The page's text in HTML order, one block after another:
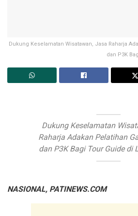
Dukung Keselamatan Wisatawan, Jasa Raharja
dan P3K
Dukung Keselamatan
Raharja Adakan Pelatihan
dan P3K Bagi Tour Guide di
NASIONAL, PATINEWS.COM